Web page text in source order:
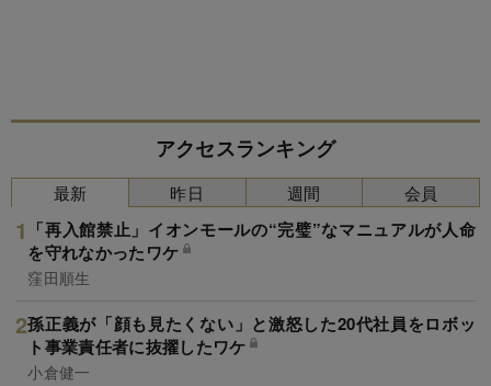
アクセスランキング
最新
「再入館禁止」イオンモールの“完璧”なマニュアルが人命
を守れなかったワケ
窪田順生
孫正義が「顔も見たくない」と激怒した20代社員をロボッ
ト事業責任者に抜擢したワケ
小倉健一
昨日 週間 会員